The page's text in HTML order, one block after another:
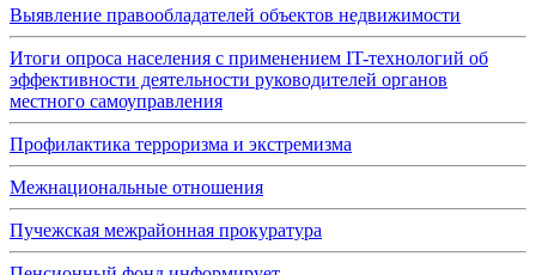
Выявление правообладателей объектов недвижимости
Итоги опроса населения с применением IT-технологий об
эффективности деятельности руководителей органов
местного самоуправления
Профилактика терроризма и экстремизма
Межнациональные отношения
Пучежская межрайонная прокуратура